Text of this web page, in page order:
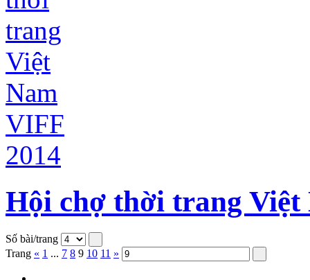
Hội chợ thời trang Việt
Số bài/trang
Trang « 1 ... 7 8 9 10 11 »